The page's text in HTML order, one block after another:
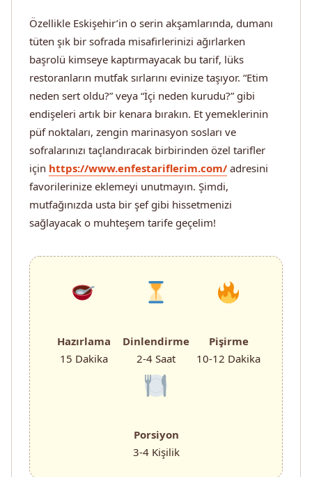
Özellikle Eskişehir’in o serin akşamlarında, dumanı
tüten şık bir sofrada misafirlerinizi ağırlarken
başrolü kimseye kaptırmayacak bu tarif, lüks
restoranların mutfak sırlarını evinize taşıyor. “Etim
neden sert oldu?” veya “İçi neden kurudu?” gibi
endişeleri artık bir kenara bırakın. Et yemeklerinin
püf noktaları, zengin marinasyon sosları ve
sofralarınızı taçlandıracak birbirinden özel tarifler
için https://www.enfestariflerim.com/ adresini
favorilerinize eklemeyi unutmayın. Şimdi,
mutfağınızda usta bir şef gibi hissetmenizi
sağlayacak o muhteşem tarife geçelim!
Hazırlama
15 Dakika
Dinlendirme
2-4 Saat
Pişirme
10-12 Dakika
Porsiyon
3-4 Kişilik